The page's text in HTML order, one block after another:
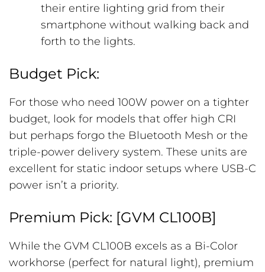
their entire lighting grid from their
smartphone without walking back and
forth to the lights.
Budget Pick:
For those who need 100W power on a tighter
budget, look for models that offer high CRI
but perhaps forgo the Bluetooth Mesh or the
triple-power delivery system. These units are
excellent for static indoor setups where USB-C
power isn’t a priority.
Premium Pick: [GVM CL100B]
While the GVM CL100B excels as a Bi-Color
workhorse (perfect for natural light), premium